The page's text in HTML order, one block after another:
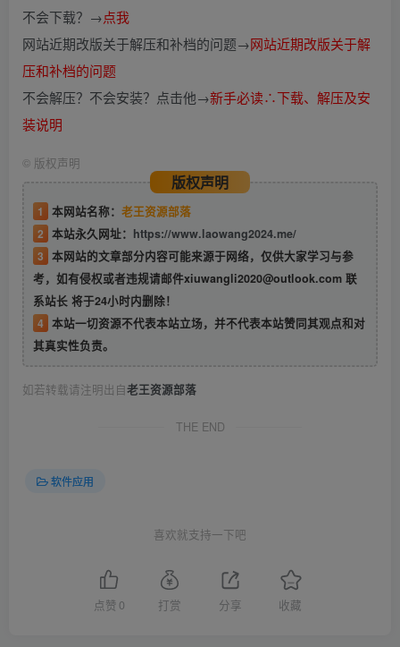
不会下载？→点我
网站近期改版关于解压和补档的问题→网站近期改版关于解
压和补档的问题
不会解压？不会安装？点击他→新手必读∴下载、解压及安
装说明
© 版权声明
版权声明
1 本网站名称： 老王资源部落
2 本站永久网址： https://www.laowang2024.me/
3 本网站的文章部分内容可能来源于网络，仅供大家学习与参
考，如有侵权或者违规请邮件xiuwangli2020@outlook.com 联
系站长 将于24小时内删除！
4 本站一切资源不代表本站立场，并不代表本站赞同其观点和对
其真实性负责。
如若转载请注明出自老王资源部落
THE END
软件应用
喜欢就支持一下吧
点赞 0 打赏 分享 收藏